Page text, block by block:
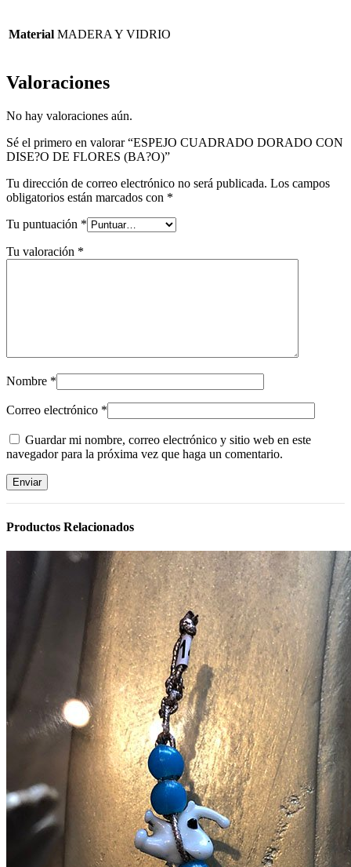
Material MADERA Y VIDRIO
Valoraciones
No hay valoraciones aún.
Sé el primero en valorar “ESPEJO CUADRADO DORADO CON
DISE?O DE FLORES (BA?O)”
Tu dirección de correo electrónico no será publicada. Los campos
obligatorios están marcados con *
Tu puntuación *
Tu valoración *
Nombre *
Correo electrónico *
Guardar mi nombre, correo electrónico y sitio web en este
navegador para la próxima vez que haga un comentario.
Productos Relacionados